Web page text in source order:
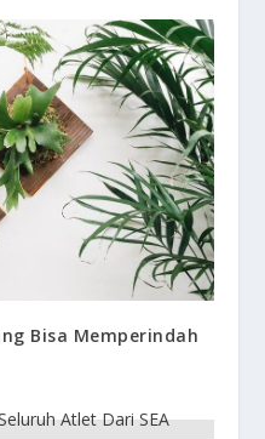
Bisa Memperindah